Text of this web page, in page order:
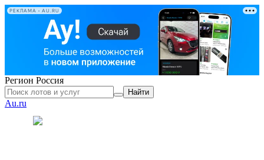
РЕКЛАМА • AU.RU
Регион Россия
Найти
Au.ru